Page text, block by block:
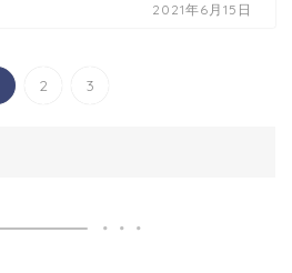
2021年6月15日
2 3